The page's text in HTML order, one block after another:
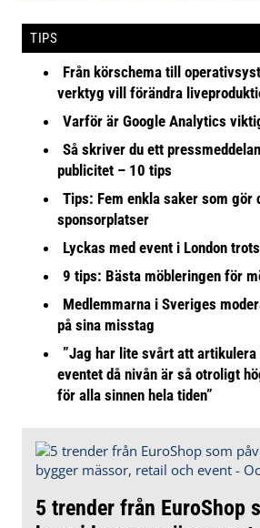
TIPS
Från körschema till
verktyg vill förändra
Varför är Google Analytics
Så skriver du ett
publicitet – 10 tips
Tips: Fem enkla saker som gör
sponsorplatser
Lyckas med event i London
9 tips: Bästa möbleringen för
Medlemmarna i Sveriges
på sina misstag
”Jag har lite svårt att artikulera
eventet då nivån är så otroligt
för alla sinnen hela tiden”
5 trender från EuroShop